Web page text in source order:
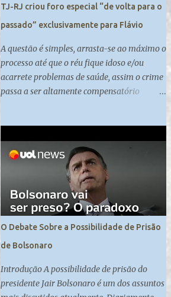
TJ-RJ criou foro especial “de volta para o
passado” exclusivamente para Flávio
A questão é simples, arrasta-se ao máximo o
processo até que o réu fique idoso e/ou
acarrete problemas de saúde, assim o crime
passa a ser altamente compensatório
O Debate Sobre a Possibilidade de Prisão
de Bolsonaro
Introdução A possibilidade de prisão do
presidente Jair Bolsonaro é um dos assuntos